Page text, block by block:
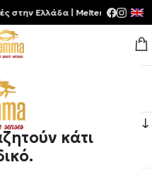
κάτι
Ελλάδα | Meltemia Exclusive